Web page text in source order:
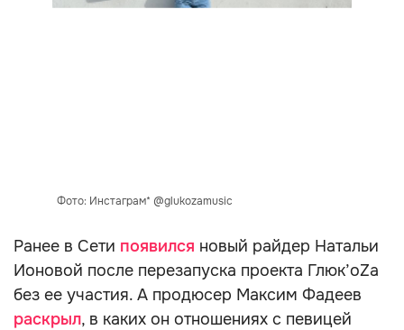
Фото: Инстаграм* @glukozamusic
Ранее в Сети появился новый райдер Натальи
Ионовой после перезапуска проекта Глюк’oZa
без ее участия. А продюсер Максим Фадеев
раскрыл, в каких он отношениях с певицей